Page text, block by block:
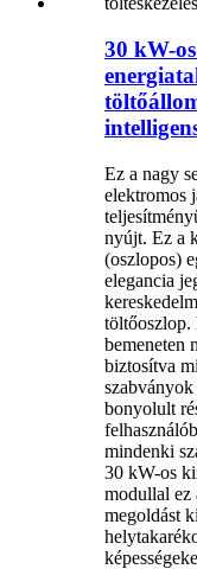
30 kW-
Ez a nagy
elektromos
nyújt. Ez a
(oszlopos)
elegancia
töltőoszlop.
bemeneten
biztosítva
bonyolult
mindenki
30 kW-os
modullal ez
megoldást